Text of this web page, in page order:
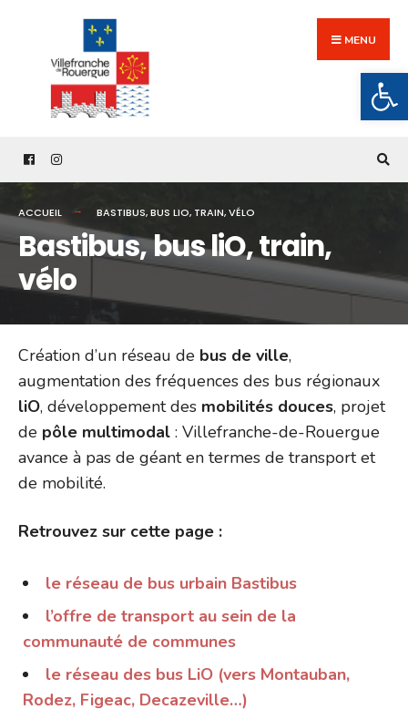
content
MENU
ACCUEIL BASTIBUS, BUS LIO, TRAIN, VÉLO
Bastibus, bus liO, train,
vélo
Création d’un réseau de bus de ville,
augmentation des fréquences des bus régionaux
liO, développement des mobilités douces, projet
de pôle multimodal : Villefranche-de-Rouergue
avance à pas de géant en termes de transport et
de mobilité.
Retrouvez sur cette page :
le réseau de bus urbain Bastibus
l’offre de transport au sein de la
communauté de communes
le réseau des bus LiO (vers Montauban,
Rodez, Figeac, Decazeville…)